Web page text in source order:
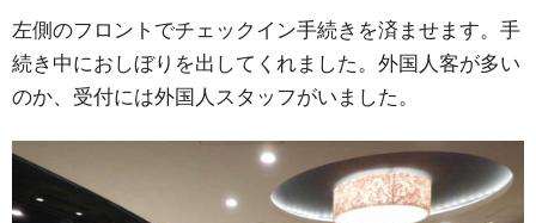
左側のフロントでチェックイン手続きを済ませます。手
続き中におしぼりを出してくれました。外国人客が多い
のか、受付には外国人スタッフがいました。